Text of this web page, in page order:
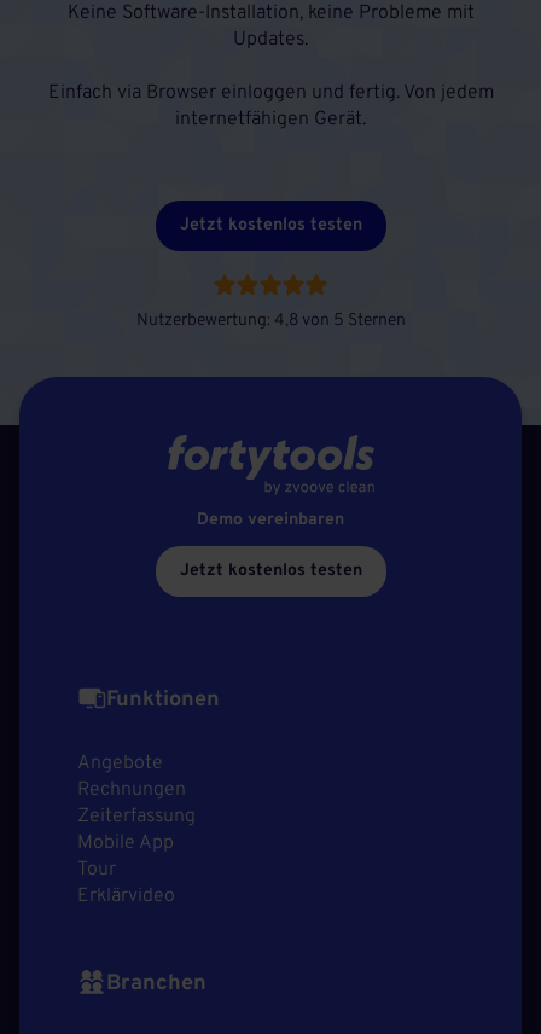
Keine Software-Installation, keine Probleme mit
Updates.
Einfach via Browser einloggen und fertig. Von jedem
internetfähigen Gerät.
Jetzt kostenlos testen
Nutzerbewertung: 4,8 von 5 Sternen
Demo vereinbaren
Jetzt kostenlos testen
Funktionen
Angebote
Rechnungen
Zeiterfassung
Mobile App
Tour
Erklärvideo
Branchen